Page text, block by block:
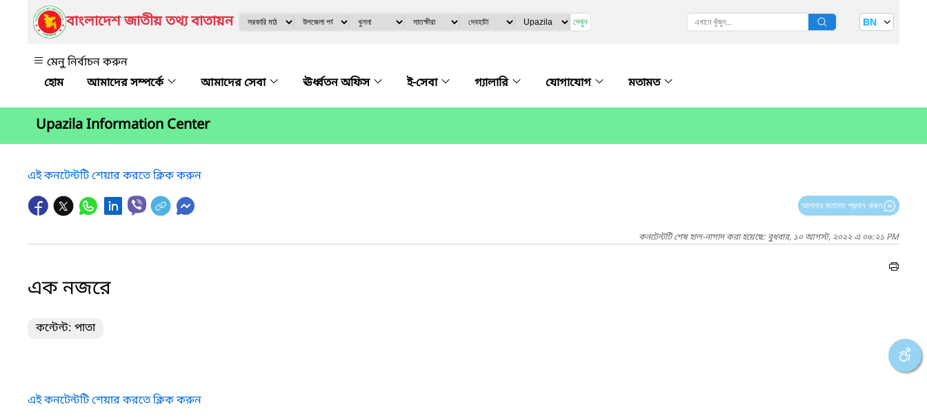
বাংলাদেশ জাতীয় তথ্য বাতায়ন দেখুন BN
মেনু নির্বাচন করুন
আমাদের সম্পর্কে
আমাদের সেবা ঊর্ধ্বতন অফিস ই-সেবা গ্যালারি যোগাযোগ মতামত
Upazila Information Center
এই কনটেন্টটি শেয়ার করতে ক্লিক করুন
আপনার মতামত প্রদান করুন
কনটেন্টটি শেষ হাল-নাগাদ করা হয়েছে: বুধবার, ১০ আগস্ট, ২০২২ এ ০৬:২১ PM
এক নজরে
কন্টেন্ট: পাতা
এই কনটেন্টটি শেয়ার করতে ক্লিক করুন